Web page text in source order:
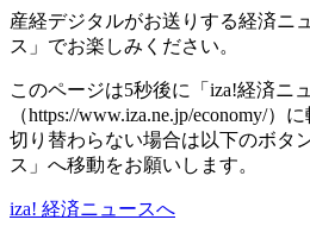
産経デジタルがお送りする経済ニ
ス」でお楽しみください。
このページは5秒後に「iza!経済ニ
（https://www.iza.ne.jp/economy/）
切り替わらない場合は以下のボタ
ス」へ移動をお願いします。
iza! 経済ニュースへ